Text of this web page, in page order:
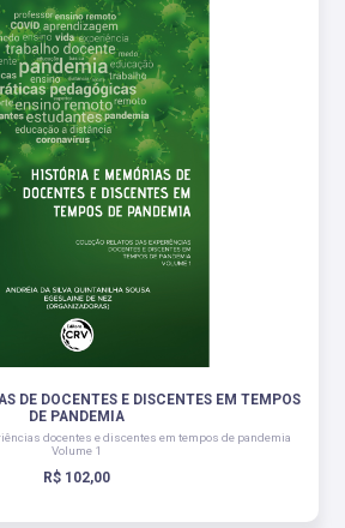
DE DOCENTES E DISCENTES EM TEMPOS
DE PANDEMIA
docentes e discentes em tempos de pandemia
Volume 1
R$ 102,00